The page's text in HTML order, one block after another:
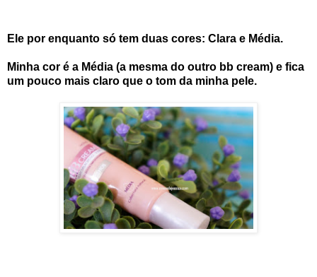
Ele por enquanto só tem duas cores: Clara e Média.
Minha cor é a Média (a mesma do outro bb cream) e fica
um pouco mais claro que o tom da minha pele.